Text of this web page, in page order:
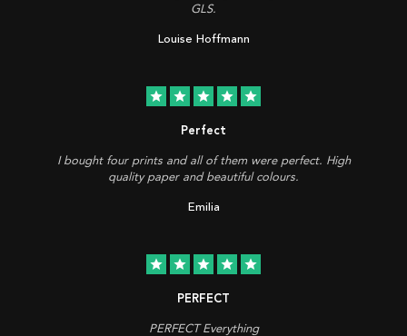
GLS.
Louise Hoffmann
star star star star star
Perfect
I bought four prints and all of them were perfect. High
quality paper and beautiful colours.
Emilia
star star star star star
PERFECT
PERFECT Everything